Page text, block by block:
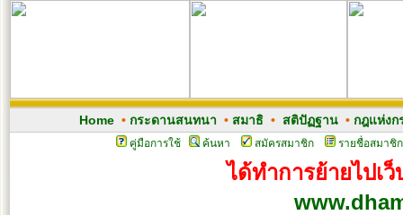
Home• กระดานสนทนา • สมาธิ• สติปัฏฐาน• กฎแห่งก
คู่มือการใช้ ค้นหา สมัครสมาชิก รายชื่อสมาชิก
ได้ทำการย้ายไปเ